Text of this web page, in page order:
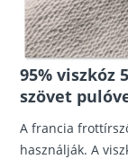
95% viszkóz
szövet
A francia
használják. A